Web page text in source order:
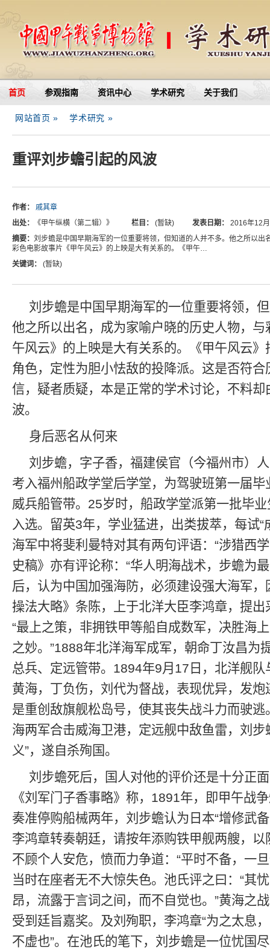
首页 参观指南 资讯中心 学术研究 关于我们
网站首页 » 学术研究 »
重评刘步蟾引起的风波
作者：
戚其章
出处：
《甲午纵横（第二辑）》 栏目： (暂缺) 发表日期：
2016年12
摘要： 刘步蟾是中国早期海军的一位重要将领，但知道的人并不多。他之所以出
彩色电影故事片《甲午风云》的上映是大有关系的。《甲午…
关键词：
(暂缺)
刘步蟾是中国早期海军的一位重要将领，
他之所以出名，成为家喻户晓的历史人物，
午风云》的上映是大有关系的。《甲午风云
角色，定性为胆小怯敌的投降派。这是否符
信，疑者质疑，本是正常的学术讨论，不料却
波。
身后恶名从何来
刘步蟾，字子香，福建侯官（今福州市）
考入福州船政学堂后学堂，为驾驶班第一届
威兵船管带。25岁时，船政学堂派第一批毕
入选。留英3年，学业猛进，出类拔萃，每试“
海军中将斐利曼特对其有两句评语：“涉猎西
史稿》亦有评论称：“华人明海战术，步蟾为
后，认为中国加强海防，必须建设强大海军
操法大略》条陈，上于北洋大臣李鸿章，提
“最上之策，非拥铁甲等船自成数军，决胜海
之妙。”1888年北洋海军成军，朝命丁汝昌为
总兵、定远管带。1894年9月17日，北洋舰
黄海，丁负伤，刘代为督战，表现优异，发
是重创敌旗舰松岛号，使其丧失战斗力而驶
海两军合击威海卫港，定远舰中敌鱼雷，刘步
义”，遂自杀殉国。
刘步蟾死后，国人对他的评价还是十分正
《刘军门子香事略》称，1891年，即甲午战
奏准停购船械两年，刘步蟾认为日本“增修武
李鸿章转奏朝廷，请按年添购铁甲舰两艘，
不顾个人安危，愤而力争道：“平时不备，一
当时在座者无不大惊失色。池氏评之曰：“其
昂，流露于言词之间，而不自觉也。”黄海之
受到廷旨嘉奖。及刘殉职，李鸿章“为之太息
不虚也”。在池氏的笔下，刘步蟾是一位忧国